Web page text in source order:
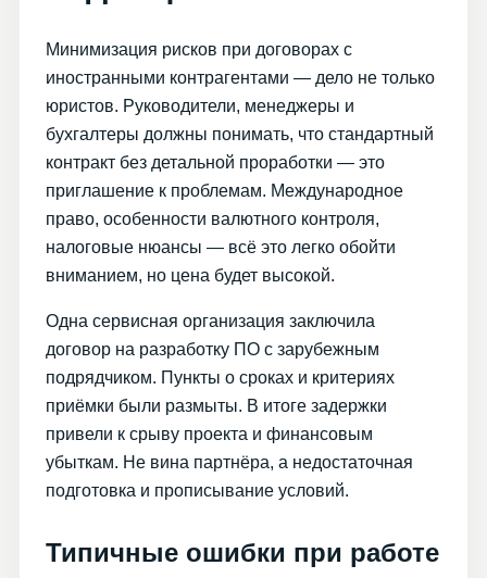
Минимизация рисков при договорах с
иностранными контрагентами — дело не только
юристов. Руководители, менеджеры и
бухгалтеры должны понимать, что стандартный
контракт без детальной проработки — это
приглашение к проблемам. Международное
право, особенности валютного контроля,
налоговые нюансы — всё это легко обойти
вниманием, но цена будет высокой.
Одна сервисная организация заключила
договор на разработку ПО с зарубежным
подрядчиком. Пункты о сроках и критериях
приёмки были размыты. В итоге задержки
привели к срыву проекта и финансовым
убыткам. Не вина партнёра, а недостаточная
подготовка и прописывание условий.
Типичные ошибки при работе